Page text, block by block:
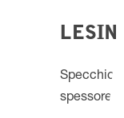
LESINA
Specchio
spessore